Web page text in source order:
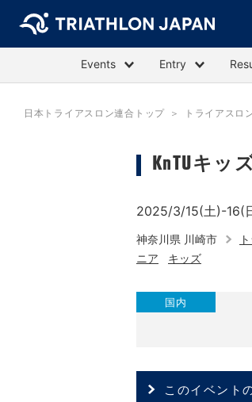
Events Entry
日本トライアスロン連合トップ トライアスロ
KnTUキッ
2025/3/15(土)-16(
神奈川県 川崎市
ニア
キッズ
国内
このイベント